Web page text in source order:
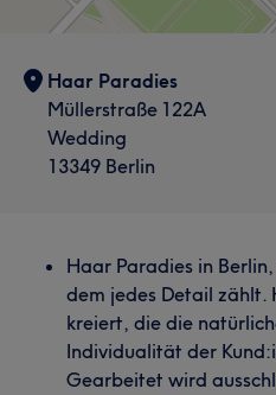
Haar Paradies
Müllerstraße 122A
Wedding
13349 Berlin
Haar Paradies in
dem jedes Detail zählt.
kreiert, die die
Individualität der
Gearbeitet wird